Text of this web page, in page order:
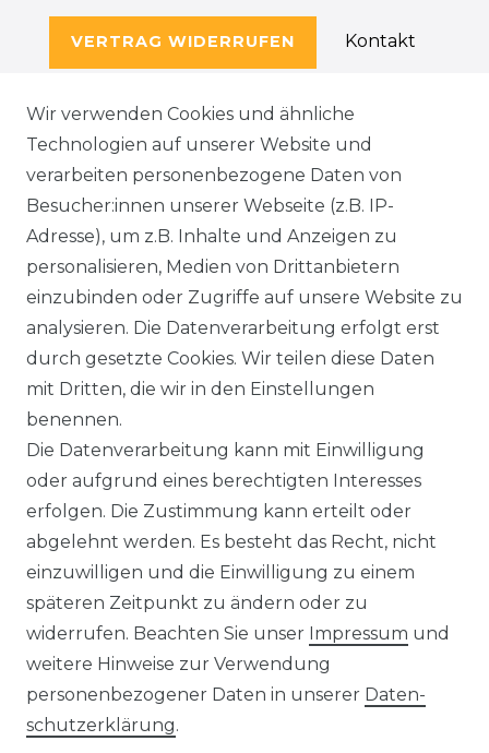
VERTRAG WIDERRUFEN Kontakt
SERVICE
KONTAKT
WIDERRUFSFORMULAR
DATENSCHUTZERKLÄRUNG
NEWSLETTER & KATALOG
MÖBEL AUFBAUANLEITUNGEN
UNTERNEHMEN
ÜBER UNS
PHILOSOPHIE
LIVIPUR MÖBEL
Wir verwenden Cookies und ähnliche
Technologien auf unserer Website und
verarbeiten personenbezogene Daten von
Besucher:innen unserer Webseite (z.B. IP-
Adresse), um z.B. Inhalte und Anzeigen zu
personalisieren, Medien von Drittanbietern
einzubinden oder Zugriffe auf unsere Website zu
analysieren. Die Datenverarbeitung erfolgt erst
durch gesetzte Cookies. Wir teilen diese Daten
mit Dritten, die wir in den Einstellungen
benennen.
Die Datenverarbeitung kann mit Einwilligung
oder aufgrund eines berechtigten Interesses
erfolgen. Die Zustimmung kann erteilt oder
abgelehnt werden. Es besteht das Recht, nicht
einzuwilligen und die Einwilligung zu einem
späteren Zeitpunkt zu ändern oder zu
widerrufen. Beachten Sie unser Impressum und
weitere Hinweise zur Verwendung
personenbezogener Daten in unserer Daten­
schutz­erklärung.